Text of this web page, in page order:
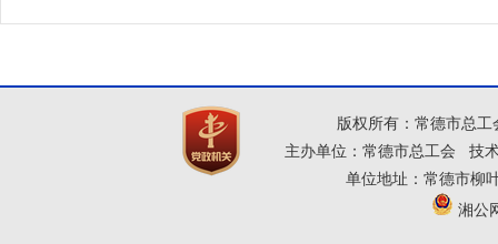
版权所有：常德市总
主办单位：常德市总工会 技
单位地址：常德市柳
湘公